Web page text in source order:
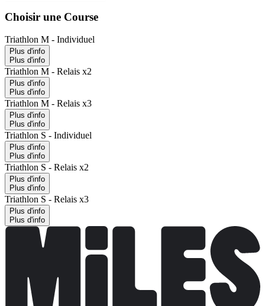
Choisir une Course
Triathlon M - Individuel
Plus d'info
Plus d'info
Triathlon M - Relais x2
Plus d'info
Plus d'info
Triathlon M - Relais x3
Plus d'info
Plus d'info
Triathlon S - Individuel
Plus d'info
Plus d'info
Triathlon S - Relais x2
Plus d'info
Plus d'info
Triathlon S - Relais x3
Plus d'info
Plus d'info